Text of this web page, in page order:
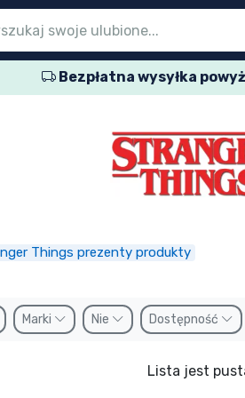
Bezpłatna wysyłka
Things prezenty produkty
Marki Nie Dostępność
Lista jest
głównego
głównego
głównego
głównego
głównego
głównego
głównego
głównego
głównego